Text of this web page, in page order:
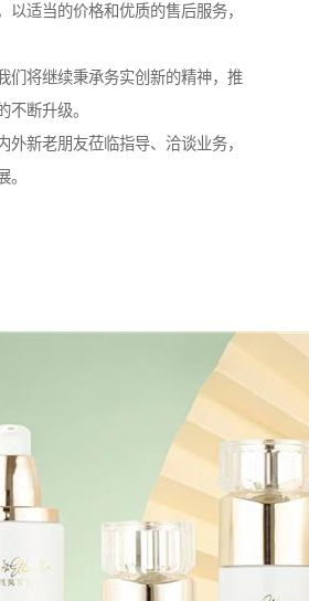
以适当的价格和优质的售后服务，
们将继续秉承务实创新的精神，推
不断升级。
外新老朋友莅临指导、洽谈业务，
。